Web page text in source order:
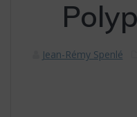
Jean-Rémy Spenlé